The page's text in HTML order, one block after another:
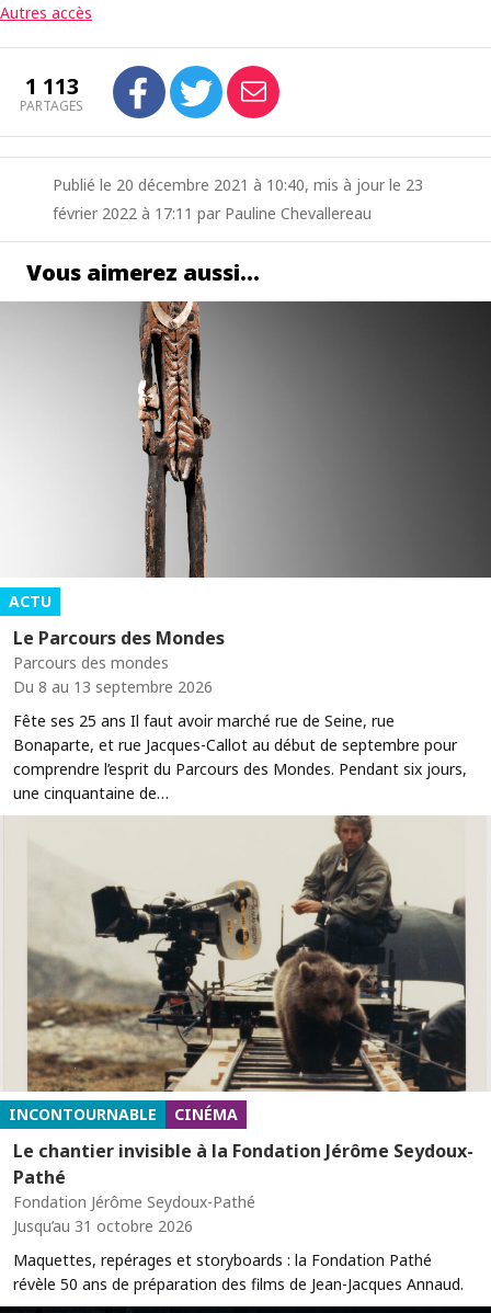
Autres accès
1 113
PARTAGES
Publié le 20 décembre 2021 à 10:40, mis à jour le 23
février 2022 à 17:11 par Pauline Chevallereau
Vous aimerez aussi…
ACTU
Le Parcours des Mondes
Parcours des mondes
Du 8 au 13 septembre 2026
Fête ses 25 ans Il faut avoir marché rue de Seine, rue
Bonaparte, et rue Jacques-Callot au début de septembre pour
comprendre l’esprit du Parcours des Mondes. Pendant six jours,
une cinquantaine de…
INCONTOURNABLE CINÉMA
Le chantier invisible à la Fondation Jérôme Seydoux-
Pathé
Fondation Jérôme Seydoux-Pathé
Jusqu’au 31 octobre 2026
Maquettes, repérages et storyboards : la Fondation Pathé
révèle 50 ans de préparation des films de Jean-Jacques Annaud.